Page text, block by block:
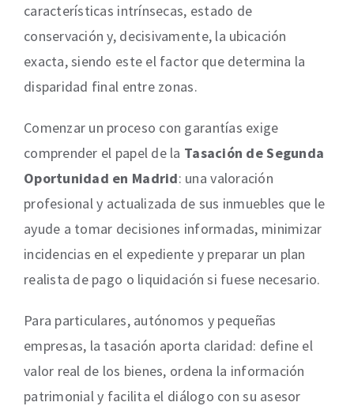
características intrínsecas, estado de
conservación y, decisivamente, la ubicación
exacta, siendo este el factor que determina la
disparidad final entre zonas.
Comenzar un proceso con garantías exige
comprender el papel de la Tasación de Segunda
Oportunidad en Madrid: una valoración
profesional y actualizada de sus inmuebles que le
ayude a tomar decisiones informadas, minimizar
incidencias en el expediente y preparar un plan
realista de pago o liquidación si fuese necesario.
Para particulares, autónomos y pequeñas
empresas, la tasación aporta claridad: define el
valor real de los bienes, ordena la información
patrimonial y facilita el diálogo con su asesor